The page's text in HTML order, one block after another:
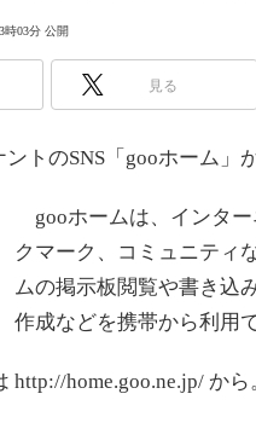
時03分 公開
見る
トのSNS「gooホーム」
gooホームは、インター
クマーク、コミュニティ
ムの掲示板閲覧や書き込
作成などを携帯から利用
home.goo.ne.jp/ から